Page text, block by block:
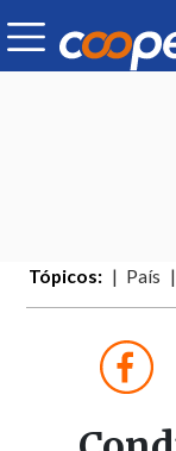
Tópicos: País